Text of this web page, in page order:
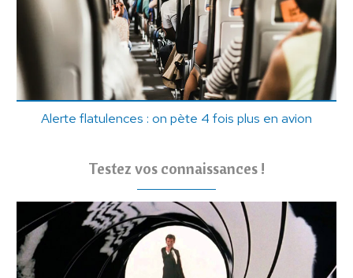
Alerte flatulences : on pète 4 fois plus en avion
Testez vos connaissances !